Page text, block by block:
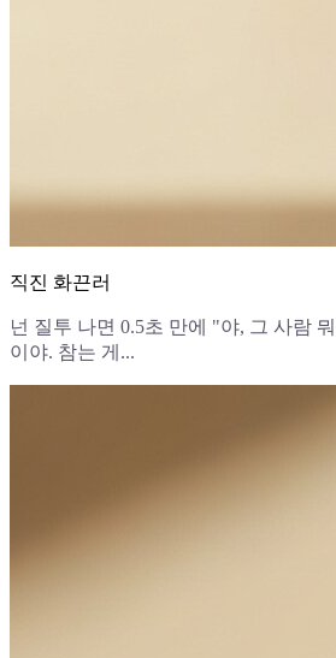
직진 화끈러
넌 질투 나면 0.5초 만에 "야, 그 사람
이야. 참는 게...